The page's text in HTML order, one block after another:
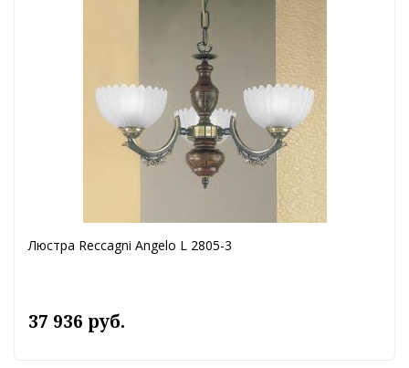
Люстра Reccagni Angelo L 2805-3
37 936 руб.